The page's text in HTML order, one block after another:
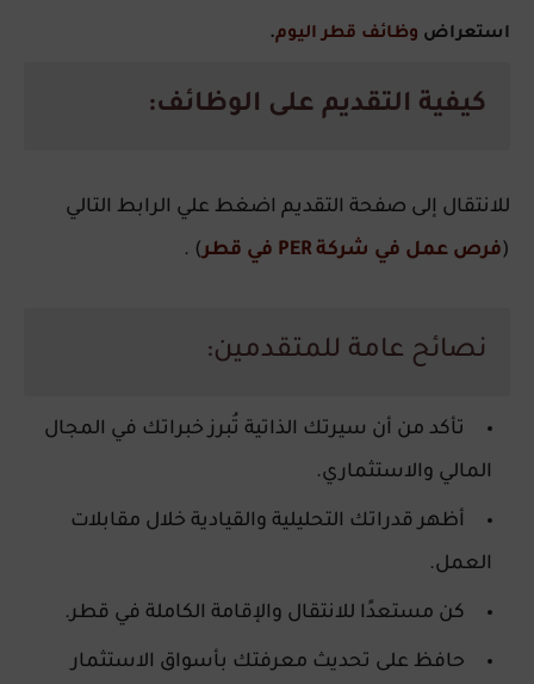
استعراض وظائف قطر اليوم.
كيفية التقديم على الوظائف:
للانتقال إلى صفحة التقديم اضغط علي الرابط التالي
(فرص عمل في شركة PER في قطر ) .
نصائح عامة للمتقدمين:
تأكد من أن سيرتك الذاتية تُبرز خبراتك في المجال
المالي والاستثماري.
أظهر قدراتك التحليلية والقيادية خلال مقابلات
العمل.
كن مستعدًا للانتقال والإقامة الكاملة في قطر.
حافظ على تحديث معرفتك بأسواق الاستثمار